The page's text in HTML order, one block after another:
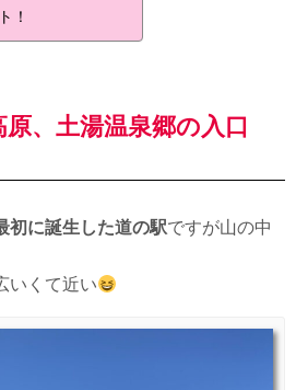
！
原、土湯温泉郷の入口
初に誕生した道の駅ですが山の中
いくて近い